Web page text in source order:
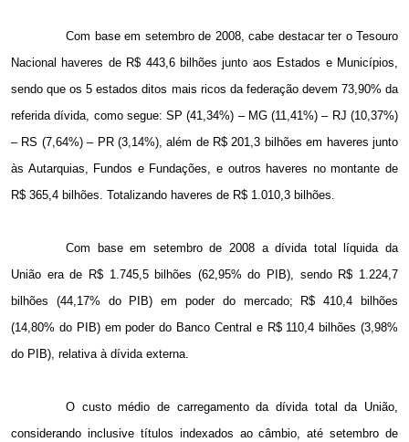
Com base em setembro de 2008, cabe destacar ter o Tesouro
Nacional haveres de R$ 443,6 bilhões junto aos Estados e Municípios,
sendo que os 5 estados ditos mais ricos da federação devem 73,90% da
referida dívida, como segue: SP (41,34%) – MG (11,41%) – RJ (10,37%)
– RS (7,64%) – PR (3,14%), além de R$ 201,3 bilhões em haveres junto
às Autarquias, Fundos e Fundações, e outros haveres no montante de
R$ 365,4 bilhões. Totalizando haveres de R$ 1.010,3 bilhões.
Com base em setembro de 2008 adívida total líquida da
União era de R$ 1.745,5 bilhões (62,95% do PIB), sendo R$ 1.224,7
bilhões (44,17% do PIB) em poder do mercado; R$ 410,4 bilhões
(14,80% do PIB) em poder do Banco Central e R$ 110,4 bilhões (3,98%
do PIB), relativa à dívida externa.
O custo médio de carregamento da dívida total da União,
considerando inclusive títulos indexados ao câmbio, até setembro de